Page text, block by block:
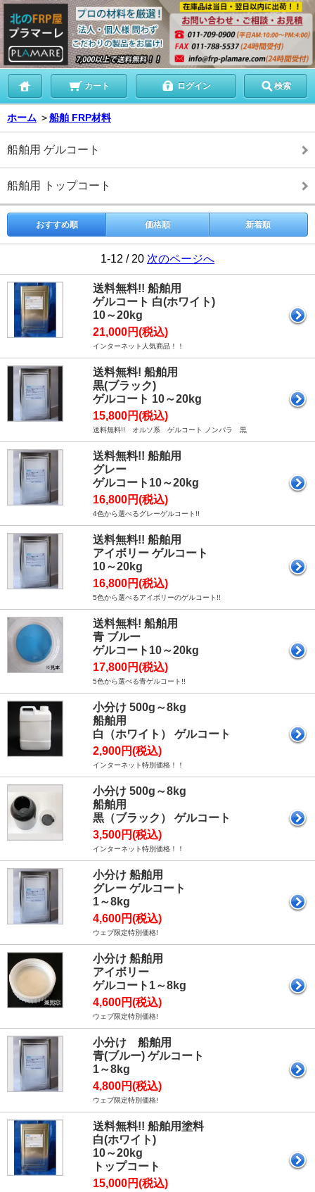
カート ログイン 検索
ホーム ＞船舶 FRP材料
船舶用 ゲルコート
船舶用 トップコート
おすすめ順 価格順 新着順
1-12 / 20 次のページへ
送料無料!! 船舶用
ゲルコート 白(ホワイト)
10～20kg
21,000円(税込)
インターネット人気商品！！
送料無料! 船舶用
黒(ブラック)
ゲルコート 10～20kg
15,800円(税込)
送料無料!! オルソ系 ゲルコート ノンパラ 黒
送料無料!! 船舶用
グレー
ゲルコート10～20kg
16,800円(税込)
4色から選べるグレーゲルコート!!
送料無料!! 船舶用
アイボリー ゲルコート
10～20kg
16,800円(税込)
5色から選べるアイボリーのゲルコート!!
送料無料! 船舶用
青 ブルー
ゲルコート10～20kg
17,800円(税込)
5色から選べる青ゲルコート!!
小分け 500g～8kg
船舶用
白（ホワイト） ゲルコート
2,900円(税込)
インターネット特別価格！！
小分け 500g～8kg
船舶用
黒（ブラック） ゲルコート
3,500円(税込)
インターネット特別価格！！
小分け 船舶用
グレー ゲルコート
1～8kg
4,600円(税込)
ウェブ限定特別価格!
小分け 船舶用
アイボリー
ゲルコート1～8kg
4,600円(税込)
ウェブ限定特別価格!
小分け 船舶用
青(ブルー) ゲルコート
1～8kg
4,800円(税込)
ウェブ限定特別価格!
送料無料!! 船舶用塗料
白(ホワイト)
10～20kg
トップコート
15,000円(税込)